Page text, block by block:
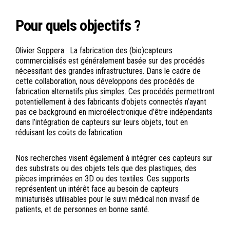
Pour quels objectifs ?
Olivier Soppera : La fabrication des (bio)capteurs
commercialisés est généralement basée sur des procédés
nécessitant des grandes infrastructures. Dans le cadre de
cette collaboration, nous développons des procédés de
fabrication alternatifs plus simples. Ces procédés permettront
potentiellement à des fabricants d’objets connectés n’ayant
pas ce background en microélectronique d’être indépendants
dans l’intégration de capteurs sur leurs objets, tout en
réduisant les coûts de fabrication.
Nos recherches visent également à intégrer ces capteurs sur
des substrats ou des objets tels que des plastiques, des
pièces imprimées en 3D ou des textiles. Ces supports
représentent un intérêt face au besoin de capteurs
miniaturisés utilisables pour le suivi médical non invasif de
patients, et de personnes en bonne santé.